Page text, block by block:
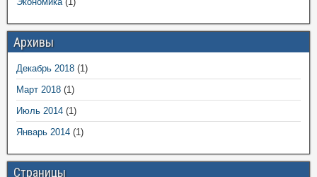
Архивы
Декабрь 2018 (1)
Март 2018 (1)
Июль 2014 (1)
Январь 2014 (1)
Страницы